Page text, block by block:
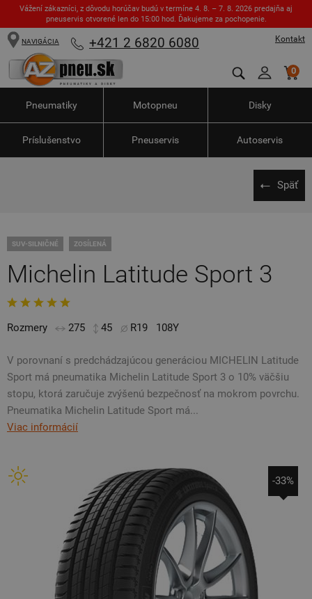
Vážení zákazníci, z dôvodu horúčav budú v termíne 4. 8. – 7. 8. 2026 predajňa aj
pneuservis otvorené len do 15:00 hod. Ďakujeme za pochopenie.
Kontakt
NAVIGÁCIA +421 2 6820 6080
0
Pneumatiky Motopneu Disky
Príslušenstvo Pneuservis Autoservis
Späť
SUV-SILNIČNÉ ZOSÍLENÁ
Michelin Latitude Sport 3
Rozmery 275 45 R19 108Y
V porovnaní s predchádzajúcou generáciou MICHELIN Latitude
Sport má pneumatika Michelin Latitude Sport 3 o 10% väčšiu
stopu, ktorá zaručuje zvýšenú bezpečnosť na mokrom povrchu.
Pneumatika Michelin Latitude Sport má...
Viac informácií
-33%